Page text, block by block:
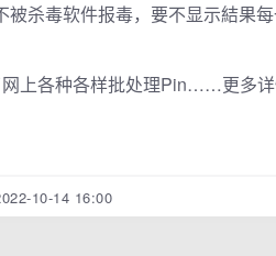
被杀毒软件报毒，要不显示結果每
上各种各样批处理Pin……更多
10-14 16:00